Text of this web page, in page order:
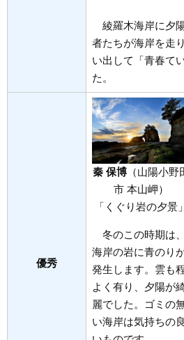
綾羅木海岸に夕
者たちが海岸を走
い出して「青春て
た。
優秀
秦 保博（山陽小野
市 本山岬）
「くぐり岩の夕景」
冬のこの時期は、
海岸の岩に青のり
発生します。雲も
よく有り、夕陽が
麗でした。ゴミの
い海岸は気持ちの良